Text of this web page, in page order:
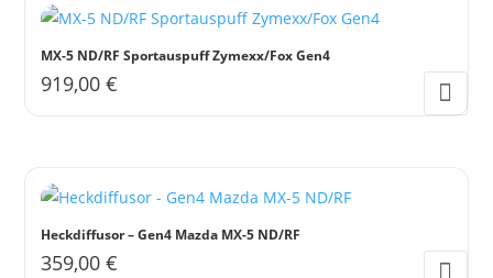
MX-5 ND/RF Sportauspuff Zymexx/Fox Gen4
919,00€
Heckdiffusor – Gen4 Mazda MX-5 ND/RF
359,00€